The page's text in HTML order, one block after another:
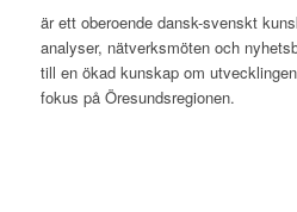
är ett oberoende dansk-svenskt
analyser, nätverksmöten och
till en ökad kunskap om
fokus på Öresundsregionen.